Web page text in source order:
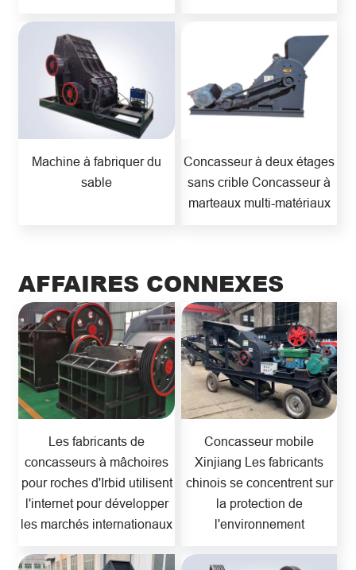
Machine à fabriquer du
sable
Concasseur à deux étages
sans crible Concasseur à
marteaux multi-matériaux
AFFAIRES CONNEXES
Les fabricants de
concasseurs à mâchoires
pour roches d'Irbid utilisent
l'internet pour développer
les marchés internationaux
Concasseur mobile
Xinjiang Les fabricants
chinois se concentrent sur
la protection de
l'environnement